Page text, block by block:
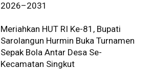
2026–2031
Meriahkan HUT RI Ke-81, Bupati
Sarolangun Hurmin Buka Turnamen
Sepak Bola Antar Desa Se-
Kecamatan Singkut